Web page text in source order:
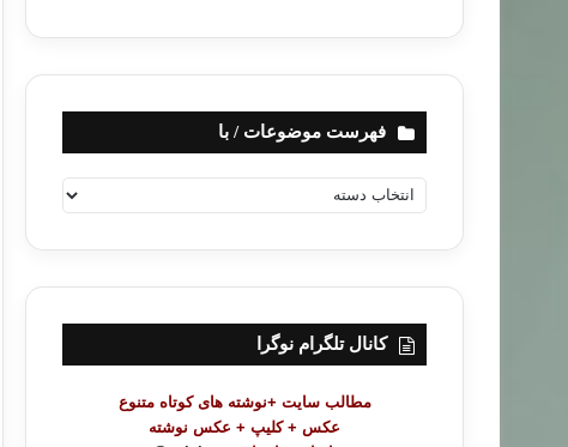
فهرست موضوعات / با
ه
ت
ض
کانال تلگرام نوگرا
مطالب سایت +نوشته های کوتاه متنوع
عکس + کلیپ + عکس نوشته